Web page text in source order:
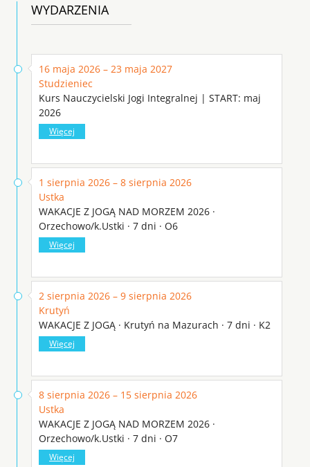
WYDARZENIA
16 maja 2026 – 23 maja 2027
Studzieniec
Kurs Nauczycielski Jogi Integralnej | START: maj
2026
Więcej
1 sierpnia 2026 – 8 sierpnia 2026
Ustka
WAKACJE Z JOGĄ NAD MORZEM 2026 ·
Orzechowo/k.Ustki · 7 dni · O6
Więcej
2 sierpnia 2026 – 9 sierpnia 2026
Krutyń
WAKACJE Z JOGĄ · Krutyń na Mazurach · 7 dni · K2
Więcej
8 sierpnia 2026 – 15 sierpnia 2026
Ustka
WAKACJE Z JOGĄ NAD MORZEM 2026 ·
Orzechowo/k.Ustki · 7 dni · O7
Więcej